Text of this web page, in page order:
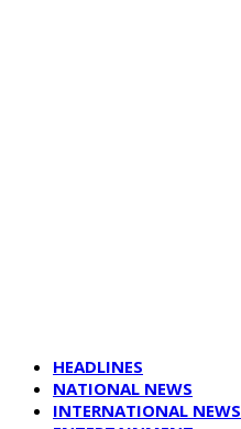
HEADLINES
NATIONAL NEWS
INTERNATIONAL NEWS